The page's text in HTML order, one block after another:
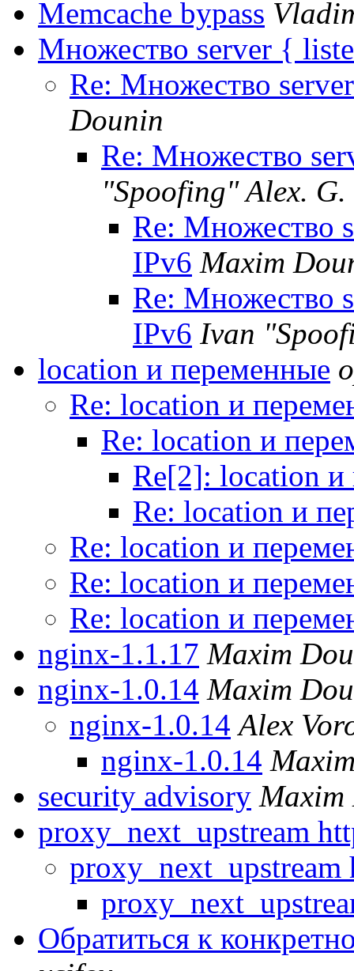
Memcache bypass
Множество server {
Re: Множество
Dounin
Re: Множество
"Spoofing" Alex. G.
Re: Множество
IPv6 Maxim
Re: Множество
IPv6 Ivan
location и переменные
Re: location и
Re: location и
Re[2]: location и
Re: location и
Re: location и
Re: location и
Re: location и
nginx-1.1.17 Maxim
nginx-1.0.14 Maxim
nginx-1.0.14 Alex
nginx-1.0.14
security advisory Maxim
proxy_next_upstream
proxy_next_upstream
Обратиться к